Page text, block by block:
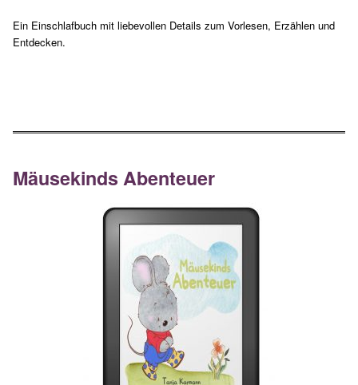
Ein Einschlafbuch mit liebevollen Details zum Vorlesen, Erzählen und
Entdecken.
Mäusekinds Abenteuer